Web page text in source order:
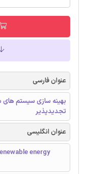
عنوان فارسی
بهینه سازی سیستم های
تجدیدپذیر
عنوان انگلیسی
energy